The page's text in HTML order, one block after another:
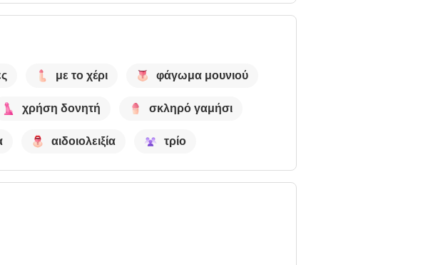
με το χέρι φάγωμα μουνιού
χρήση δονητή σκληρό γαμήσι
αιδοιολειξία τρίο